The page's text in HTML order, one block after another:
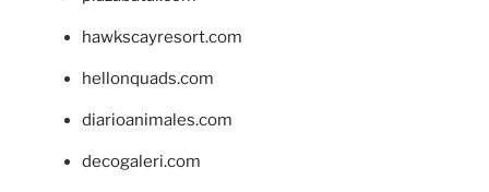
hawkscayresort.com
hellonquads.com
diarioanimales.com
decogaleri.com